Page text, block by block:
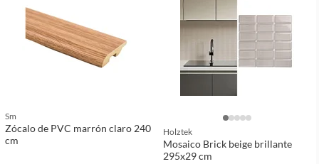
Sm
Zócalo de PVC marrón claro 240
cm
Holztek
Mosaico Brick beige brillante
295x29 cm